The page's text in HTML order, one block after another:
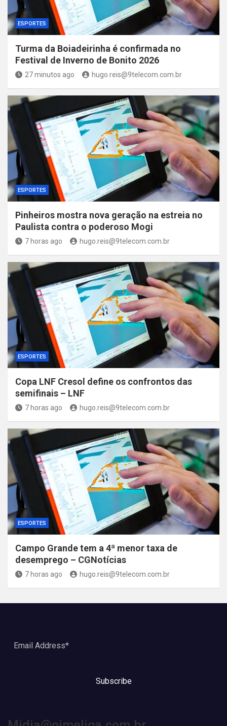
ESPORTES
Turma da Boiadeirinha é confirmada no
Festival de Inverno de Bonito 2026
27 minutos ago hugo.reis@9telecom.com.br
ESPORTES
Pinheiros mostra nova geração na estreia no
Paulista contra o poderoso Mogi
7 horas ago hugo.reis@9telecom.com.br
ESPORTES
Copa LNF Cresol define os confrontos das
semifinais – LNF
7 horas ago hugo.reis@9telecom.com.br
ESPORTES
Campo Grande tem a 4ª menor taxa de
desemprego – CGNotícias
7 horas ago hugo.reis@9telecom.com.br
Subscribe